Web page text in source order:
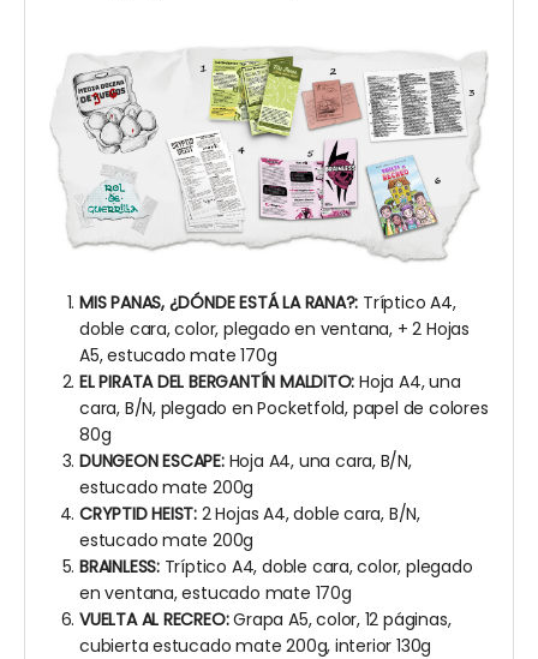
MIS PANAS, ¿DÓNDE ESTÁ LA RANA?: Tríptico A4,
doble cara, color, plegado en ventana, + 2 Hojas
A5, estucado mate 170g
EL PIRATA DEL BERGANTÍN MALDITO:Hoja A4, una
cara, B/N, plegado en Pocketfold, papel de colores
80g
DUNGEON ESCAPE: Hoja A4, una cara, B/N,
estucado mate 200g
CRYPTID HEIST: 2Hojas A4, doble cara, B/N,
estucado mate 200g
BRAINLESS: Tríptico A4, doble cara, color, plegado
en ventana,estucado mate 170g
VUELTA AL RECREO:Grapa A5, color, 12 páginas,
cubierta estucado mate 200g, interior 130g